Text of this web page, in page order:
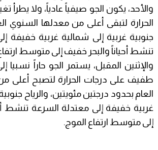
والأحد، يكون الجو صيفياً عادياً، ولا يطرأ
الحرارة لتبقى أعلى من معدلها السنوي
جنوبية غربية إلى شمالية غربية خفيفة
تنشط أحياناً والبحر خفيف إلى متوسط
والإثنين المقبل، يستمر الجو حاراً نسبيا
طفيف على درجات الحرارة لتصبح أعلى
العام بحدود درجتين مئويتين، والرياح
غربية خفيفة إلى معتدلة السرعة تنشط
إلى متوسط ارتفاع الموج.